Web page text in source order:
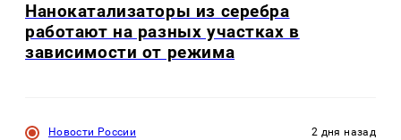
Нанокатализаторы из серебра
работают на разных участках в
зависимости от режима
Новости России 2 дня назад